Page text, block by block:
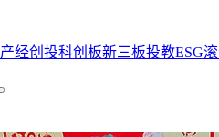
产经创投科创板新三板投教ESG